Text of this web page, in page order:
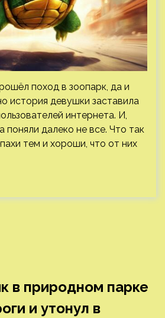
поход в зоопарк, да и
история девушки заставила
интернета. И,
поняли далеко не все. Что так
тем и хороши, что от них
в природном парке
и утонул в